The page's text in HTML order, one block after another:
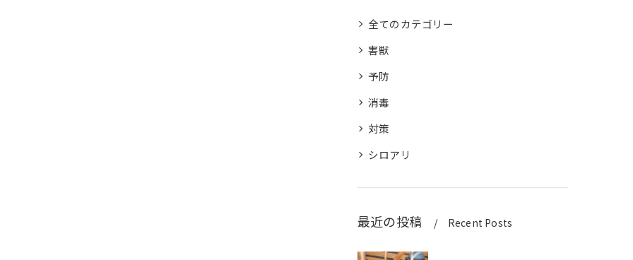
全てのカテゴリー
害獣
予防
消毒
対策
シロアリ
最近の投稿 Recent Posts